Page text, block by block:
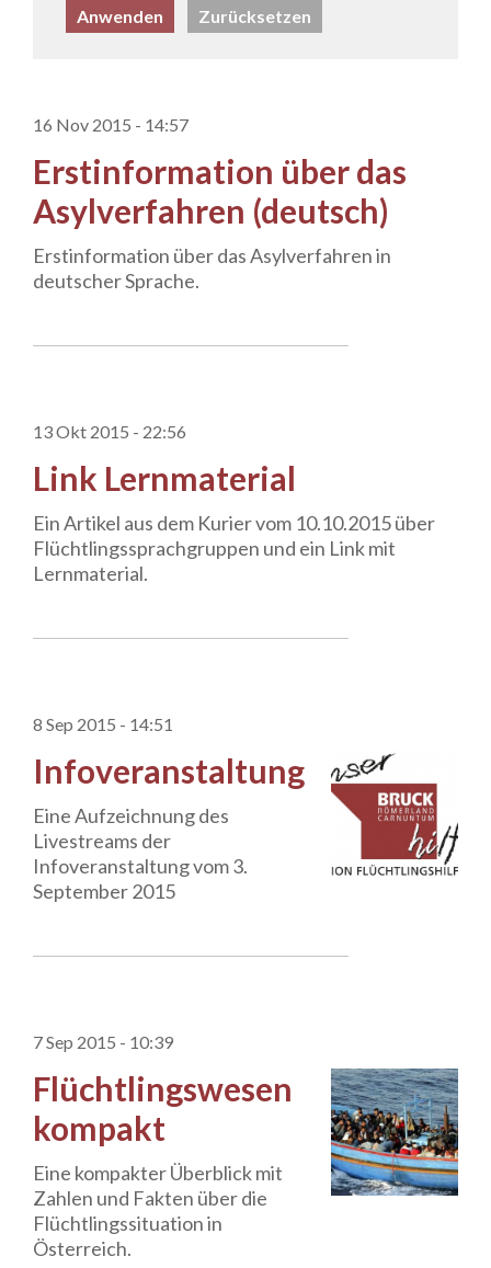
16 Nov 2015 - 14:57
Erstinformation über das
Asylverfahren (deutsch)
Erstinformation über das Asylverfahren in
deutscher Sprache.
13 Okt 2015 - 22:56
Link Lernmaterial
Ein Artikel aus dem Kurier vom 10.10.2015 über
Flüchtlingssprachgruppen und ein Link mit
Lernmaterial.
8 Sep 2015 - 14:51
Infoveranstaltung
Eine Aufzeichnung des
Livestreams der
Infoveranstaltung vom 3.
September 2015
7 Sep 2015 - 10:39
Flüchtlingswesen
kompakt
Eine kompakter Überblick mit
Zahlen und Fakten über die
Flüchtlingssituation in
Österreich.